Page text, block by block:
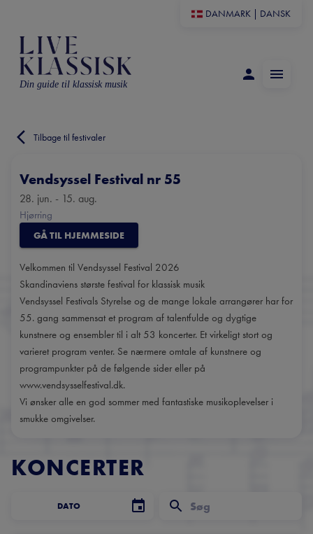
DANMARK DANSK
Din guide til klassisk musik
Tilbage til festivaler
Vendsyssel Festival nr 55
28. jun. - 15. aug.
Hjørring
GÅ TIL HJEMMESIDE
Velkommen til Vendsyssel Festival 2026
Skandinaviens største festival for klassisk musik
Vendsyssel Festivals Styrelse og de mange lokale arrangører har for
55. gang sammensat et program af talentfulde og dygtige
kunstnere og ensembler til i alt 53 koncerter. Et virkeligt stort og
varieret program venter. Se nærmere omtale af kunstnere og
programpunkter på de følgende sider eller på
www.vendsysselfestival.dk.
Vi ønsker alle en god sommer med fantastiske musikoplevelser i
KONCERTER
DATO